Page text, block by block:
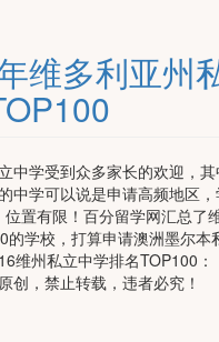
维多利亚州
中学受到众多家长的欢迎，
中学可以说是申请高频地区
置有限！百分留学网汇总了
的学校，打算申请澳洲墨尔本
维州私立中学排名TOP100
创，禁止转载，违者必究！